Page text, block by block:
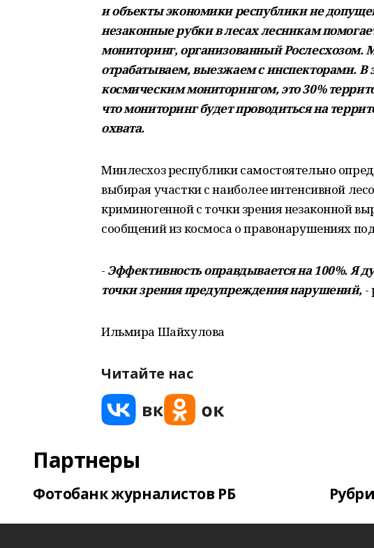
и объекты экономики республики не
незаконные рубки в лесах лесникам
мониторинг, организованный
отрабатываем, выезжаем с инспекторами. В
космическим мониторингом, это 30%
что мониторинг будет проводиться на
охвата.
Минлесхоз республики самостоятельно
выбирая участки с наиболее интенсивной
криминогенной с точки зрения незаконной
сообщений из космоса о правонарушениях
- Эффективность оправдывается на 100%. Я
точки зрения предупреждения нарушений, -
Ильмира Шайхулова
Читайте нас
Партнеры
Фотобанк журналистов РБ